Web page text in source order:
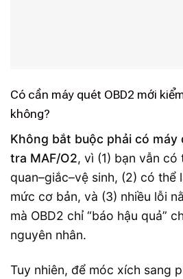
Có cần máy quét OBD2 mới
không?
Không bắt buộc phải có máy
tra MAF/O2, vì (1) bạn vẫn
quan–giắc–vệ sinh, (2) có thể
mức cơ bản, và (3) nhiều lỗi
mà OBD2 chỉ “báo hậu quả”
nguyên nhân.
Tuy nhiên, để móc xích sang